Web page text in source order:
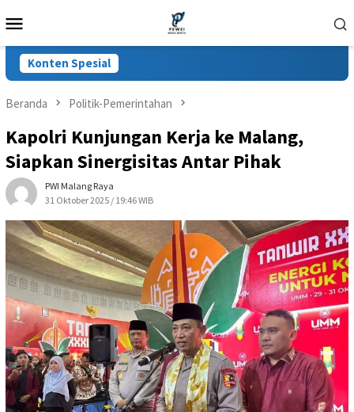
ke
Mobile
Konten Spesial
Beranda Politik-Pemerintahan
Kapolri Kunjungan Kerja ke Malang,
Siapkan Sinergisitas Antar Pihak
PWI Malang Raya
31 Oktober 2025 / 19:46 WIB